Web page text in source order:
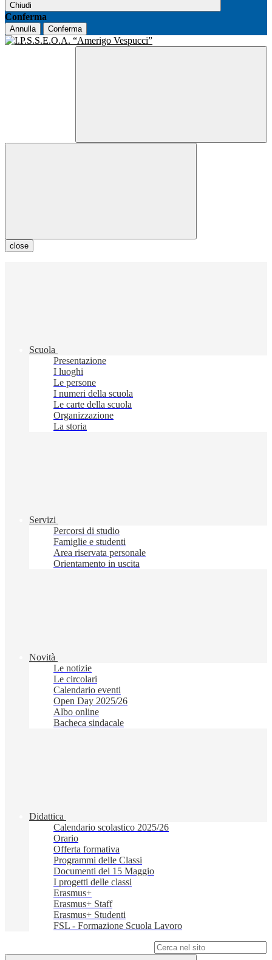
Chiudi
Conferma
Annulla Conferma
close
Scuola
Presentazione
I luoghi
Le persone
I numeri della scuola
Le carte della scuola
Organizzazione
La storia
Servizi
Percorsi di studio
Famiglie e studenti
Area riservata personale
Orientamento in uscita
Novità
Le notizie
Le circolari
Calendario eventi
Open Day 2025/26
Albo online
Bacheca sindacale
Didattica
Calendario scolastico 2025/26
Orario
Offerta formativa
Programmi delle Classi
Documenti del 15 Maggio
I progetti delle classi
Erasmus+
Erasmus+ Staff
Erasmus+ Studenti
FSL - Formazione Scuola Lavoro